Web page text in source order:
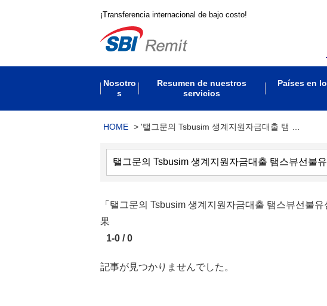
¡Transferencia internacional de bajo costo!
Nosotro
s
Resumen de nuestros
servicios
Países en
HOME > '탤그문의 Tsbusim 생계지원자금대출 탬 …
「탤그문의 Tsbusim 생계지원자금대출 탬스뷰선불
果
1-0 / 0
記事が見つかりませんでした。